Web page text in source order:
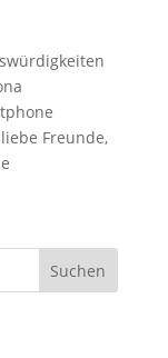
Freunde,